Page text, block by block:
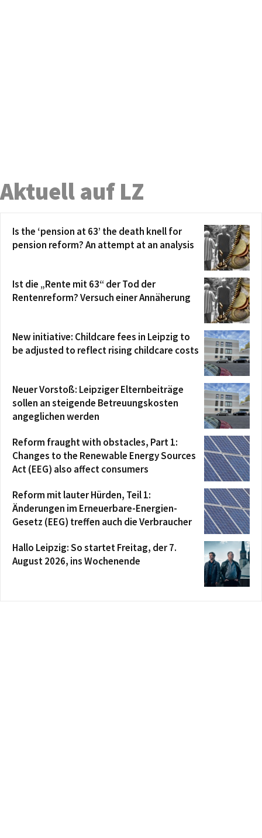
Aktuell auf LZ
Is the ‘pension at 63’ the death knell for
pension reform? An attempt at an analysis
Ist die „Rente mit 63“ der Tod der
Rentenreform? Versuch einer Annäherung
New initiative: Childcare fees in Leipzig to
be adjusted to reflect rising childcare costs
Neuer Vorstoß: Leipziger Elternbeiträge
sollen an steigende Betreuungskosten
angeglichen werden
Reform fraught with obstacles, Part 1:
Changes to the Renewable Energy Sources
Act (EEG) also affect consumers
Reform mit lauter Hürden, Teil 1:
Änderungen im Erneuerbare-Energien-
Gesetz (EEG) treffen auch die Verbraucher
Hallo Leipzig: So startet Freitag, der 7.
August 2026, ins Wochenende